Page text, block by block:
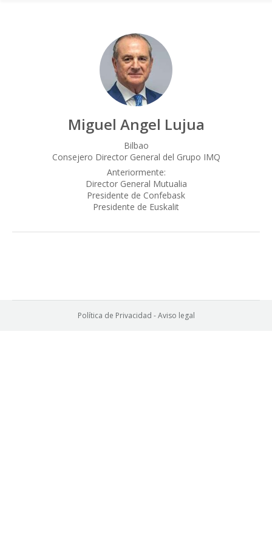
Miguel Angel Lujua
Bilbao
Consejero Director General del Grupo IMQ
Anteriormente:
Director General Mutualia
Presidente de Confebask
Presidente de Euskalit
Política de Privacidad -Aviso legal